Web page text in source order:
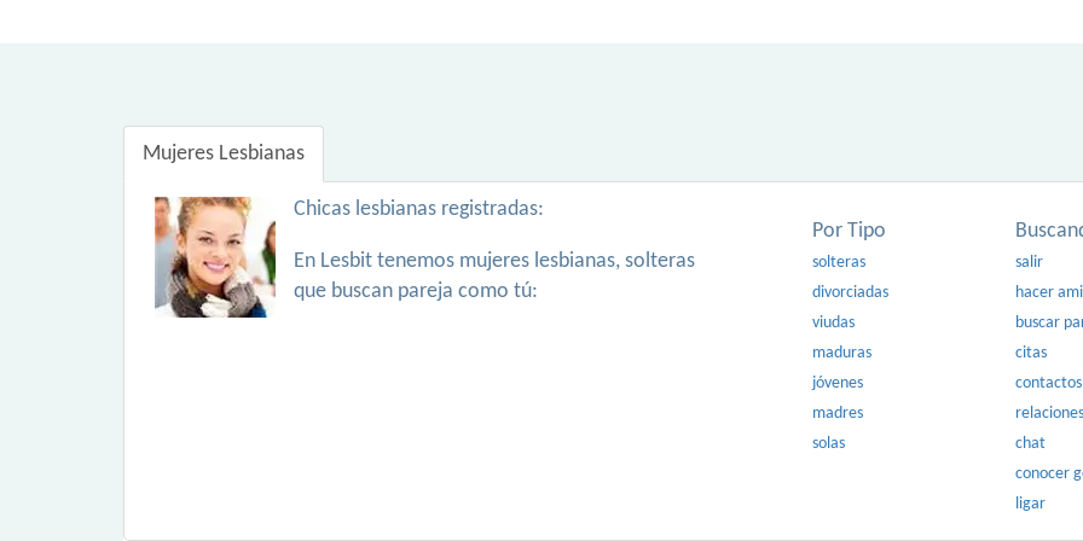
Mujeres Lesbianas
Chicas lesbianas registradas:
En Lesbit tenemos mujeres lesbianas, solteras
que buscan pareja como tú:
Por Tipo
solteras
divorciadas
viudas
maduras
jóvenes
madres
solas
salir
hacer
buscar
citas
contactos
relaciones
chat
conocer
ligar